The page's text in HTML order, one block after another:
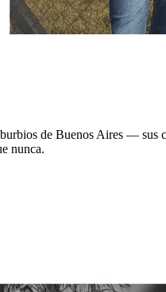
de Buenos Aires — sus
nunca.